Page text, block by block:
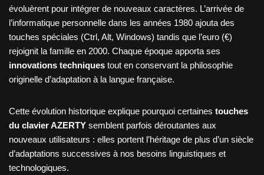
évoluèrent pour intégrer de nouveaux caractères. L’arrivée de
l’informatique personnelle dans les années 1980 ajouta des
touches spéciales (Ctrl, Alt, Windows) tandis que l’euro (€)
rejoignit la famille en 2000. Chaque époque apporta ses
innovations techniques tout en conservant la philosophie
originelle d’adaptation à la langue française.
Cette évolution historique explique pourquoi certaines touches
du clavier AZERTY semblent parfois déroutantes aux
nouveaux utilisateurs : elles portent l’héritage de plus d’un siècle
d’adaptations successives à nos besoins linguistiques et
technologiques.